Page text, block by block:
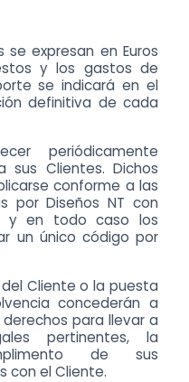
se expresan en Euros
y los gastos de
se indicará en el
definitiva de cada
periódicamente
Clientes. Dichos
conforme a las
por Diseños NT con
y en todo caso los
un único código por
Cliente o la puesta
concederán a
para llevar a
pertinentes, la
de sus
con el Cliente.